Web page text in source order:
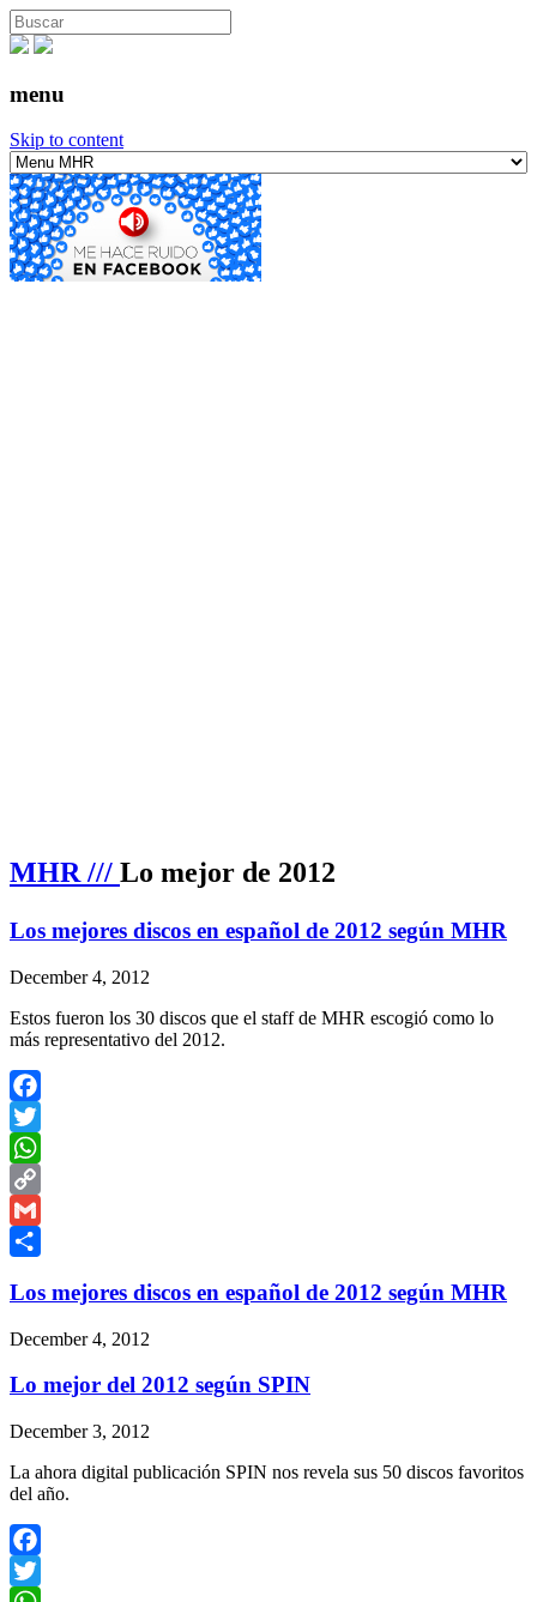
menu
Skip to content
MHR /// Lo mejor de 2012
Los mejores discos en español de 2012 según MHR
December 4, 2012
Estos fueron los 30 discos que el staff de MHR escogió como lo
más representativo del 2012.
Facebook
Twitter
WhatsApp
Copy
Link
Gmail
Los mejores discos en español de 2012 según MHR
December 4, 2012
Lo mejor del 2012 según SPIN
December 3, 2012
La ahora digital publicación SPIN nos revela sus 50 discos favoritos
del año.
Facebook